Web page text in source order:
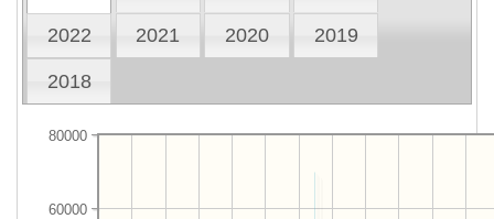
2022 2021 2020 2019
2018
60000
80000